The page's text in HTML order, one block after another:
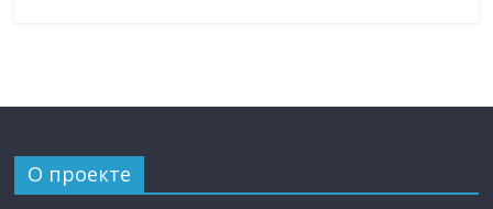
О проекте